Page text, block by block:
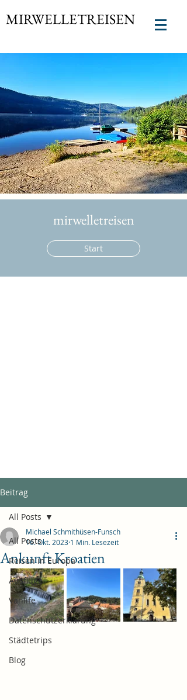
MIRWELLETREISEN
mirwelletreisen
Start
Beitrag
All Posts
Reisen in Europa
Ausflüge
Vanlife
Datenschutzerklärung
Städtetrips
Blog
All Posts
Ankunft Kroatien
Michael Schmithüsen-Funsch
16. Okt. 2023 1 Min. Lesezeit